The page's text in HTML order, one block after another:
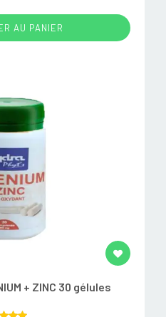
AU PANIER
+ ZINC 30 gélules